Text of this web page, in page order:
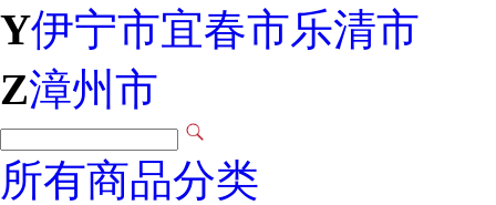
Y伊宁市宜春市乐清市
Z漳州市
所有商品分类